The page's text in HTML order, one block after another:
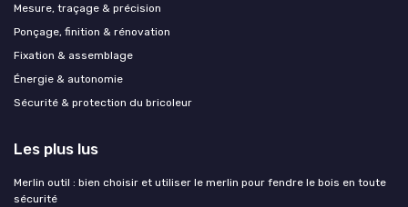
Mesure, traçage & précision
Ponçage, finition & rénovation
Fixation & assemblage
Énergie & autonomie
Sécurité & protection du bricoleur
Les plus lus
Merlin outil : bien choisir et utiliser le merlin pour fendre le bois en toute
sécurité